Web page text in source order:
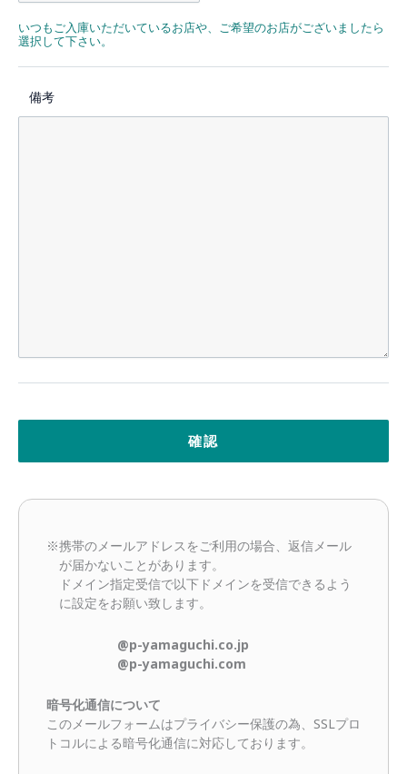
いつもご入庫いただいているお店や、ご希望のお店がございましたら
選択して下さい。
備考
※携帯のメールアドレスをご利用の場合、返信メール
が届かないことがあります。
ドメイン指定受信で以下ドメインを受信できるよう
に設定をお願い致します。
@p-yamaguchi.co.jp
@p-yamaguchi.com
暗号化通信について
このメールフォームはプライバシー保護の為、SSLプロ
トコルによる暗号化通信に対応しております。